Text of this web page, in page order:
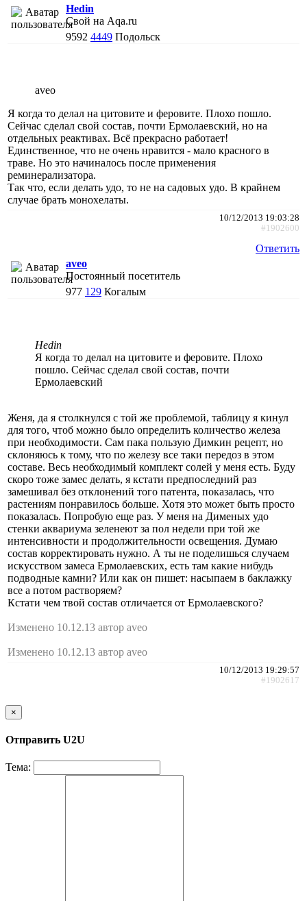
Hedin
Свой на Aqa.ru
9592 4449 Подольск
aveo
Я когда то делал на цитовите и феровите. Плохо пошло.
Сейчас сделал свой состав, почти Ермолаевский, но на
отдельных реактивах. Всё прекрасно работает!
Единственное, что не очень нравится - мало красного в
траве. Но это начиналось после применения
реминерализатора.
Так что, если делать удо, то не на садовых удо. В крайнем
случае брать монохелаты.
10/12/2013 19:03:28
#1902600
Ответить
aveo
Постоянный посетитель
977 129 Когалым
Hedin
Я когда то делал на цитовите и феровите. Плохо
пошло. Сейчас сделал свой состав, почти
Ермолаевский
Женя, да я столкнулся с той же проблемой, таблицу я кинул
для того, чтоб можно было определить количество железа
при необходимости. Сам пака пользую Димкин рецепт, но
склоняюсь к тому, что по железу все таки передоз в этом
составе. Весь необходимый комплект солей у меня есть. Буду
скоро тоже замес делать, я кстати предпоследний раз
замешивал без отклонений того патента, показалась, что
растениям понравилось больше. Хотя это может быть просто
показалась. Попробую еще раз. У меня на Дименых удо
стенки аквариума зеленеют за пол недели при той же
интенсивности и продолжительности освещения. Думаю
состав корректировать нужно. А ты не поделишься случаем
искусством замеса Ермолаевских, есть там какие нибудь
подводные камни? Или как он пишет: насыпаем в баклажку
все а потом растворяем?
Кстати чем твой состав отличается от Ермолаевского?
Изменено 10.12.13 автор aveo
Изменено 10.12.13 автор aveo
10/12/2013 19:29:57
#1902617
×
Отправить U2U
Тема: